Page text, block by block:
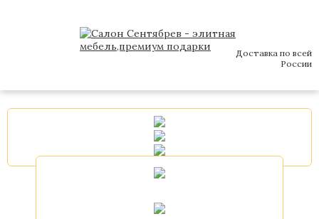
Доставка по всей
России